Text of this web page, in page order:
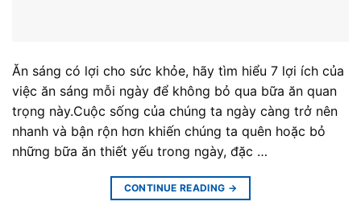
Ăn sáng có lợi cho sức khỏe, hãy tìm hiểu 7 lợi ích của
việc ăn sáng mỗi ngày để không bỏ qua bữa ăn quan
trọng này.Cuộc sống của chúng ta ngày càng trở nên
nhanh và bận rộn hơn khiến chúng ta quên hoặc bỏ
những bữa ăn thiết yếu trong ngày, đặc …
CONTINUE READING →